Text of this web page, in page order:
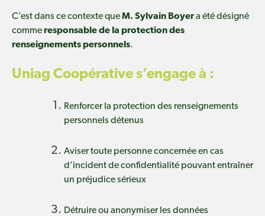
C’est dans ce contexte queM. Sylvain Boyera été désigné
commeresponsable de la protection des
renseignements personnels.
Uniag Coopérative s’engage à :
Renforcer la protection des renseignements
personnels détenus
Aviser toute personne concernée en cas
d’incident de confidentialité pouvant entraîner
un préjudice sérieux
Détruire ou anonymiser les données